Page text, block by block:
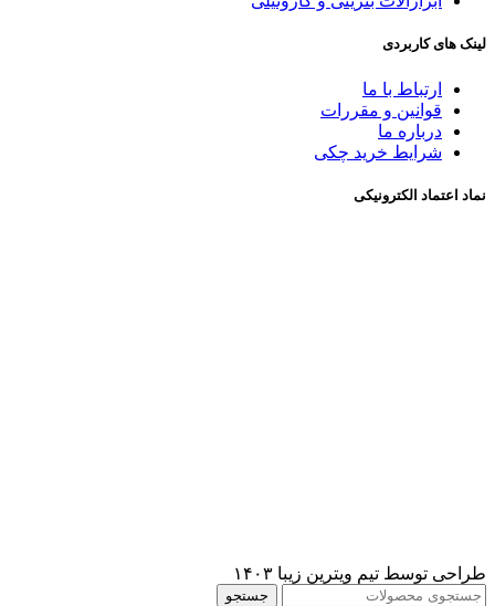
لینک های کاربردی
ارتباط با ما
قوانین و مقررات
درباره ما
شرايط خريد چکی
نماد اعتماد الکترونیکی
طراحی توسط تیم ویترین زیبا ۱۴۰۳
جستجو